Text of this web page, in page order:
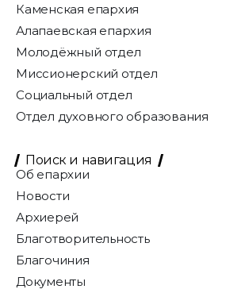
Каменская епархия
Алапаевская епархия
Молодёжный отдел
Миссионерский отдел
Социальный отдел
Отдел духовного образования
Поиск и навигация
Об епархии
Новости
Архиерей
Благотворительность
Благочиния
Документы